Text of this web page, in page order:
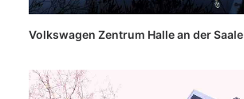
Volkswagen Zentrum Halle an der Saale